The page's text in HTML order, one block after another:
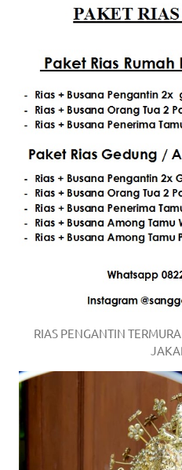
for
good
man
https://
RIAS PENGANTIN